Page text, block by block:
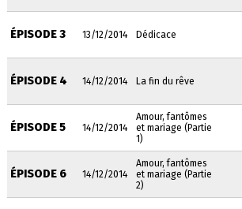
ÉPISODE 3 13/12/2014 Dédicace
ÉPISODE 4 14/12/2014 La fin du rêve
ÉPISODE 5 14/12/2014
Amour, fantômes
et mariage (Partie
1)
ÉPISODE 6 14/12/2014
Amour, fantômes
et mariage (Partie
2)